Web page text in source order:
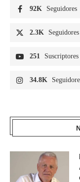
92K Seguidores
2.3K Seguidores
251 Suscriptores
34.8K